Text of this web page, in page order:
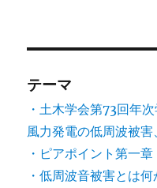
テーマ
・土木学会第73回年
風力発電の低周波被
・ピアポイント第一
・低周波音被害とは